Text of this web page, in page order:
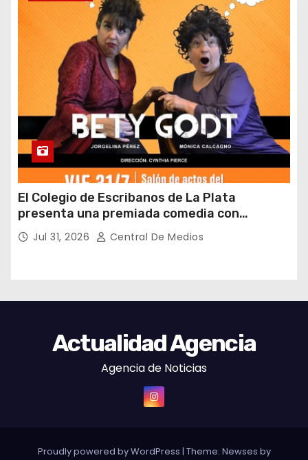
El Colegio de Escribanos de La Plata
presenta una premiada comedia con
entrada gratuita y fin solidario
Jul 31, 2026 Central De Medios
Actualidad Agencia
Agencia de Noticias
Proudly powered by WordPress | Theme: Newses by